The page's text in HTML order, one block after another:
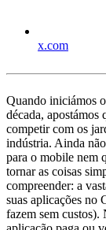
x.com
Quando iniciámos
década, apostámos
competir com os
indústria. Ainda
para o mobile nem
tornar as coisas
compreender: a
suas aplicações no
fazem sem custos).